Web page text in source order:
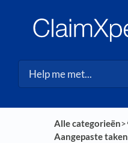
Alle categorieën​>​
Aangepaste taken